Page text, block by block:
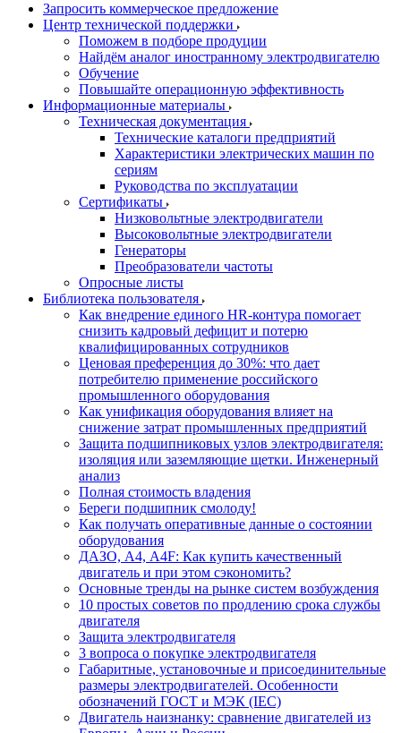
Запросить коммерческое предложение
Центр технической поддержки
Поможем в подборе продуции
Найдём аналог иностранному электродвигателю
Обучение
Повышайте операционную эффективность
Информационные материалы
Техническая документация
Технические каталоги предприятий
Характеристики электрических машин по
сериям
Руководства по эксплуатации
Сертификаты
Низковольтные электродвигатели
Высоковольтные электродвигатели
Генераторы
Преобразователи частоты
Опросные листы
Библиотека пользователя
Как внедрение единого HR-контура помогает
снизить кадровый дефицит и потерю
квалифицированных сотрудников
Ценовая преференция до 30%: что дает
потребителю применение российского
промышленного оборудования
Как унификация оборудования влияет на
снижение затрат промышленных предприятий
Защита подшипниковых узлов электродвигателя:
изоляция или заземляющие щетки. Инженерный
анализ
Полная стоимость владения
Береги подшипник смолоду!
Как получать оперативные данные о состоянии
оборудования
ДАЗО, А4, А4F: Как купить качественный
двигатель и при этом сэкономить?
Основные тренды на рынке систем возбуждения
10 простых советов по продлению срока службы
двигателя
Защита электродвигателя
3 вопроса о покупке электродвигателя
Габаритные, установочные и присоединительные
размеры электродвигателей. Особенности
обозначений ГОСТ и МЭК (IEC)
Двигатель наизнанку: сравнение двигателей из